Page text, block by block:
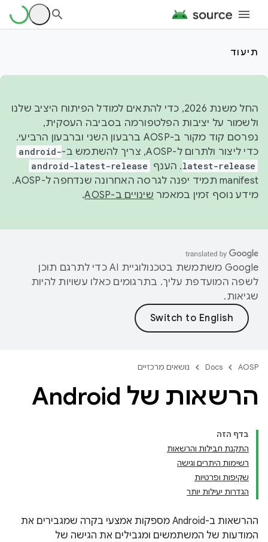
תיעוד
החל משנת 2026, כדי להתאים למודל הפיתוח היציב שלנו
ולשמור על יציבות הפלטפורמה בסביבה העסקית,
נפרסם קוד מקור ב-AOSP ברבעון השני וברבעון הרביעי.
כדי ליצור ולתרום ל-AOSP, צריך להשתמש ב-
android-
latest-release. הענף android-latest-release
manifest תמיד יפנה לגרסה האחרונה שנדחפה ל-AOSP.
מידע נוסף זמין במאמר שינויים ב-AOSP .
‫Google משתמשת בטכנולוגיית AI כדי לתרגם תוכן
לשפה המועדפת עליך. בתרגומים כאלו עשויות להיות
שגיאות.
AOSP
Docs נושאים מרכזיים
הרשאות של Android
בדף הזה
התקנת חבילות והרשאות
רשימות היתרים וגישה
שקיפות ופרטיות
הגדרות יעילות יותר
ההרשאות ב-Android מספקות אמצעי בקרה שמגבירים את
המודעות של המשתמשים ומגבילים את הגישה של